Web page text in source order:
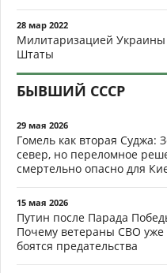
28 мар 2022
Милитаризацией Украины
Штаты
БЫВШИЙ СССР
29 мая 2026
Гомель как вторая Суджа:
север, но переломное
смертельно опасно для
15 мая 2026
Путин после Парада
Почему ветераны СВО
боятся предательства